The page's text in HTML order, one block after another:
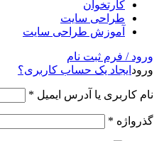
کارتخوان
طراحی سایت
آموزش طراحی سایت
ورود / فرم ثبت نام
ورود ایجاد یک حساب کاربری؟
نام کاربری یا آدرس ایمیل *
گذرواژه *